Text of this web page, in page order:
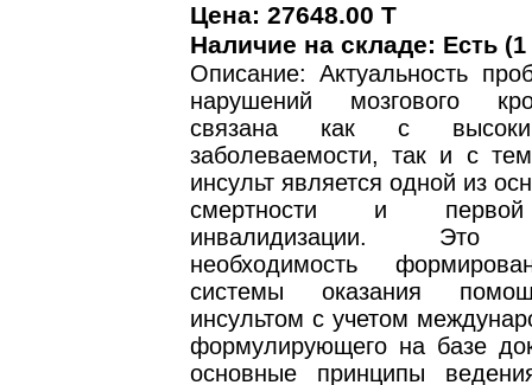
Цена: 27648.00 T
Наличие на складе: Есть
Описание: Актуальность
нарушений мозгового
связана как с
заболеваемости, так и с
инсульт является одной из
смертности и
инвалидизации. Это
необходимость
системы оказания
инсультом с учетом
формулирующего на базе
основные принципы